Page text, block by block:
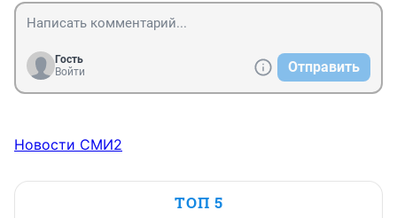
Гость
Войти
Отправить
Новости СМИ2
ТОП 5